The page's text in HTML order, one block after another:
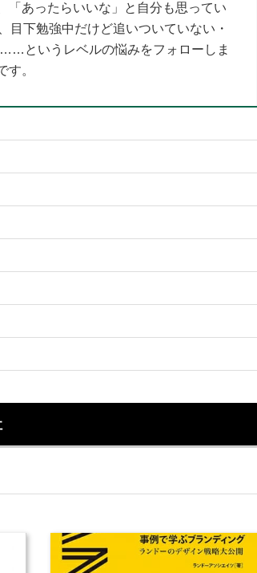
「あったらいいな」と自分も思ってい
下勉強中だけど追いついていない・
というレベルの悩みをフォローしま
。